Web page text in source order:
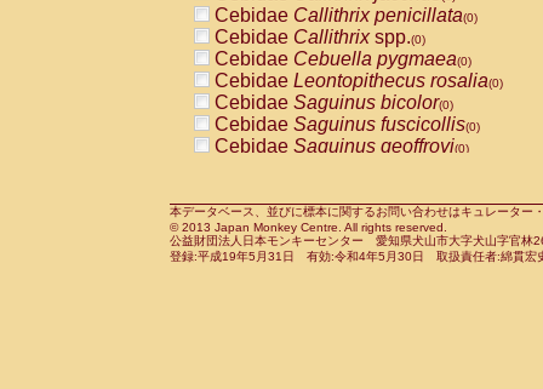
PitheciidaePithecia pithecia(0)
CercopithecidaeCercocebus agilis
CercopithecidaeCercocebus
CercopithecidaeCercocebus
CercopithecidaeCercocebus
CercopithecidaeCercocebus
CercopithecidaeCercocebushybrid
CercopithecidaePapio anubis(0)
CercopithecidaePapio cynocephalus
CercopithecidaePapio hamadryas(0)
Cebidae Callithrix penicillata(0)
Cebidae Callithrixspp.(0)
Cebidae Cebuella pygmaea(0)
Cebidae Leontopithecus rosalia(0)
Cebidae Saguinus bicolor(0)
Cebidae Saguinus fuscicollis(0)
Cebidae Saguinus geoffroyi(0)
CebidaeSaguinus leucopus(0)
CebidaeSaguinus midas(0)
Cebidae Saguinus mystax(0)
本データベース、並びに標本に関するお問い合わせはキュレータ
© 2013 Japan Monkey Centre. All rights reserved.
公益財団法人日本モンキーセンター 愛知県犬山市大字犬山字官
登録:平成19年5月31日 有効:令和4年5月30日 取扱責任者:綿貫宏